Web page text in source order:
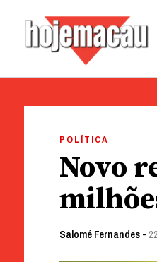
POLÍTICA
Novo
Salomé Fernandes-